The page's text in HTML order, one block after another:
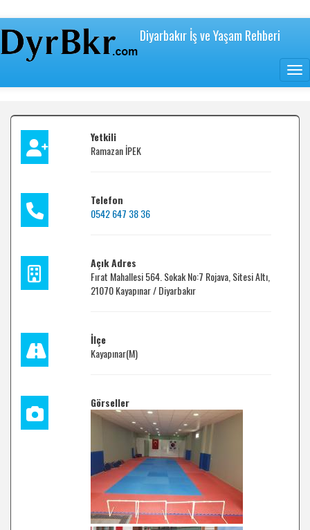
Diyarbakır İş ve Yaşam Rehberi
Yetkili
Ramazan İPEK
Telefon
0542 647 38 36
Açık Adres
Fırat Mahallesi 564. Sokak No:7 Rojava, Sitesi Altı,
21070 Kayapınar / Diyarbakır
İlçe
Kayapınar(M)
Görseller